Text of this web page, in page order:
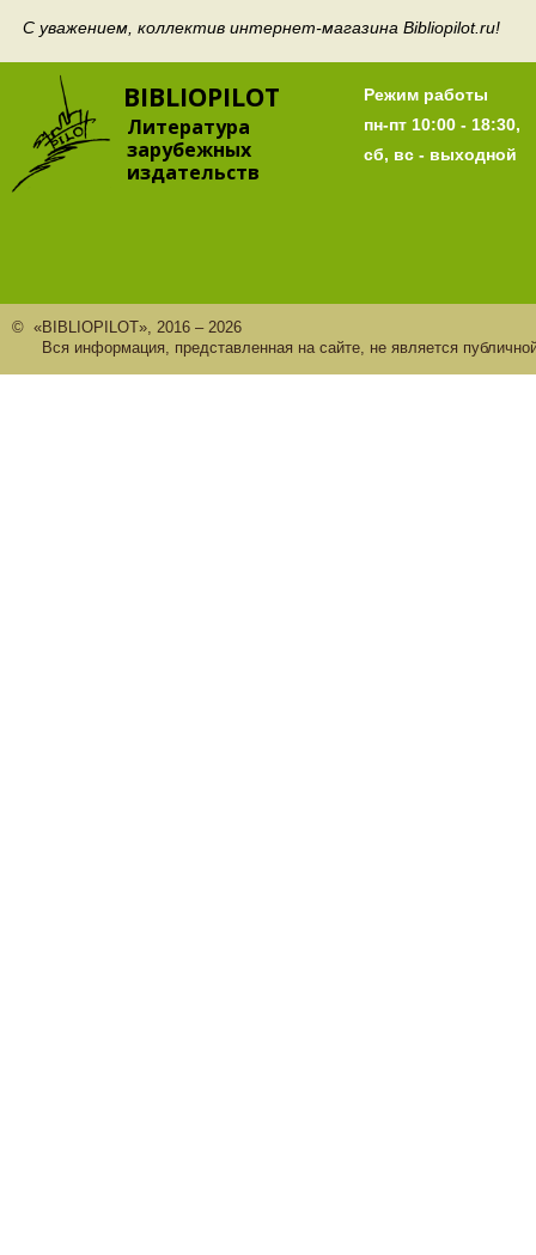
С уважением, коллектив интернет-магазина Bibliopilot.ru!
BIBLIOPILOT
Литература
зарубежных
издательств
Режим работы
пн-пт 10:00 - 18:30,
сб, вс - выходной
© «BIBLIOPILOT», 2016 – 2026
Вся информация, представленная на сайте, не является